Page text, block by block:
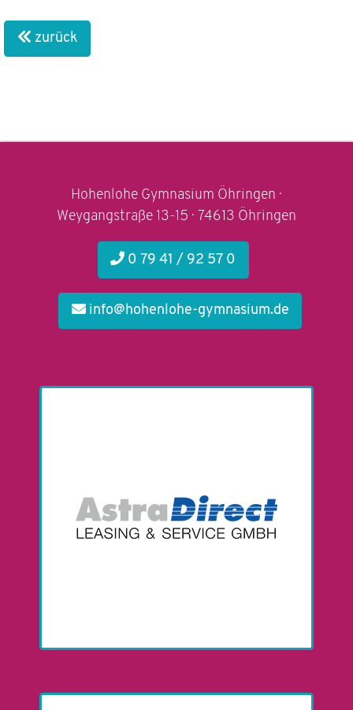
zurück
Hohenlohe Gymnasium Öhringen ·
Weygangstraße 13-15 · 74613 Öhringen
0 79 41 / 92 57 0
info@hohenlohe-gymnasium.de